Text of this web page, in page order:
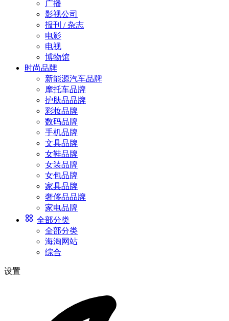
广播
影视公司
报刊 / 杂志
电影
电视
博物馆
时尚品牌
新能源汽车品牌
摩托车品牌
护肤品品牌
彩妆品牌
数码品牌
手机品牌
文具品牌
女鞋品牌
女装品牌
女包品牌
家具品牌
奢侈品品牌
家电品牌
全部分类
全部分类
海淘网站
综合
设置